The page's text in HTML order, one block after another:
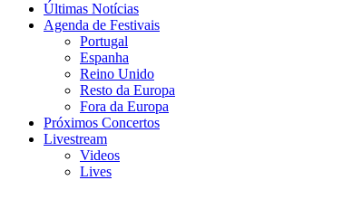
Últimas Notícias
Agenda de Festivais
Portugal
Espanha
Reino Unido
Resto da Europa
Fora da Europa
Próximos Concertos
Livestream
Videos
Lives